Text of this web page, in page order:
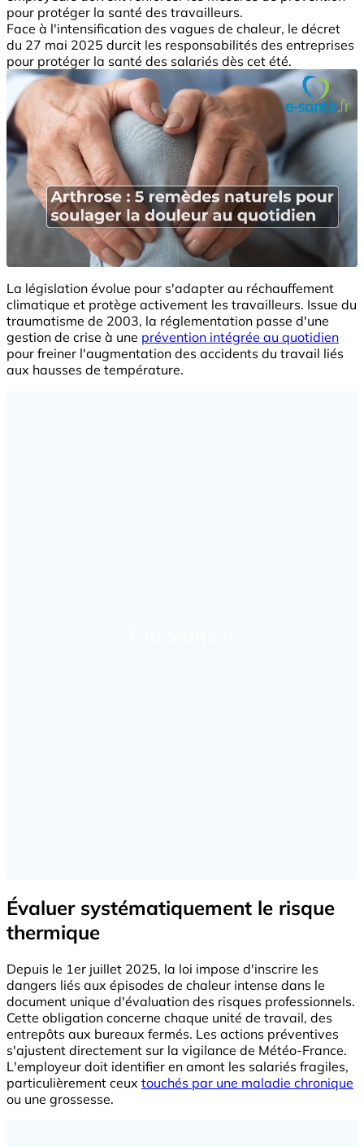
pour protéger la santé des travailleurs.
Face à l'intensification des vagues de chaleur, le décret
du 27 mai 2025 durcit les responsabilités des entreprises
pour protéger la santé des salariés dès cet été.
La législation évolue pour s'adapter au réchauffement
climatique et protège activement les travailleurs. Issue du
traumatisme de 2003, la réglementation passe d'une
gestion de crise à une prévention intégrée au quotidien
pour freiner l'augmentation des accidents du travail liés
aux hausses de température.
Évaluer systématiquement le risque
thermique
Depuis le 1er juillet 2025, la loi impose d'inscrire les
dangers liés aux épisodes de chaleur intense dans le
document unique d'évaluation des risques professionnels.
Cette obligation concerne chaque unité de travail, des
entrepôts aux bureaux fermés. Les actions préventives
s'ajustent directement sur la vigilance de Météo-France.
L'employeur doit identifier en amont les salariés fragiles,
particulièrement ceux touchés par une maladie chronique
ou une grossesse.